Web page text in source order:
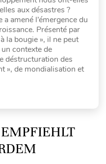
aux désastres ?
amené l’émergence du
Présenté par
la bougie », il ne peut
contexte de
déstructuration des
», de mondialisation et